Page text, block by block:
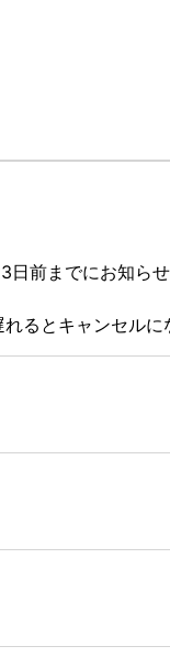
前までにお知らせ
るとキャンセルに